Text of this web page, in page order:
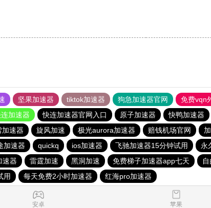
坚果加速器 tiktok加速器 狗急加速器官网 免费vqn
加速器 快连加速器官网入口 原子加速器 快鸭加速器
加速器 旋风加速 极光aurora加速器 赔钱机场官网
加速器 quickq ios加速器 飞驰加速器15分钟试用 永
速器 雷霆加速 黑洞加速 免费梯子加速器app七天
用 每天免费2小时加速器 红海pro加速器
安卓 苹果